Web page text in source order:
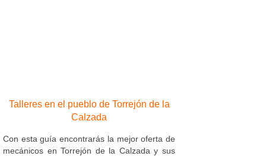
Talleres en el pueblo de Torrejón de la
Calzada
Con esta guía encontrarás la mejor oferta de
mecánicos en Torrejón de la Calzada y sus